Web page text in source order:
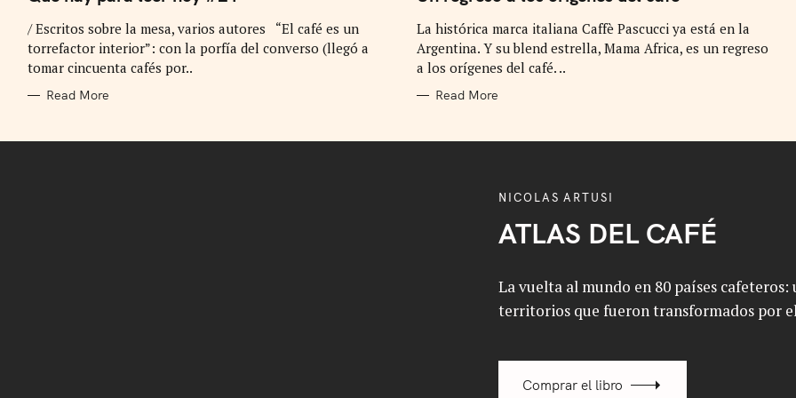
O
R
I
E
S
/ Escritos sobre la mesa, varios autores “El café es un
torrefactor interior”: con la porfía del converso (llegó a
tomar cincuenta cafés por..
Read More
O
I
E
S
La histórica marca italiana Caffè Pascucci ya está en la
Argentina. Y su blend estrella, Mama Africa, es un regreso
a los orígenes del café. ..
Read More
NICOLAS ARTUSI
ATLAS DEL CAFÉ
La vuelta al mundo en 80 países
territorios que fueron transformados por
Comprar el libro